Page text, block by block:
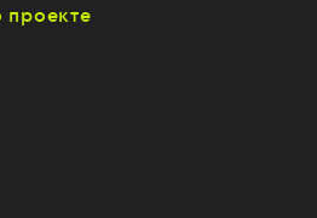
проекте